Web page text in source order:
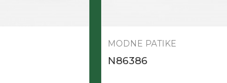
MODNE PATIKE
N86386